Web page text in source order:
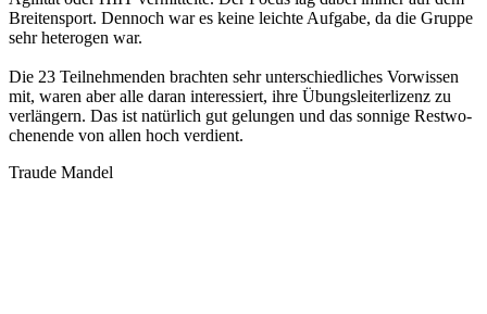
Brei­ten­sport. Dennoch war es keine leichte Aufgabe, da die Gruppe
sehr hete­ro­gen war.
Die 23 Teil­neh­men­den brach­ten sehr unter­schied­li­ches Vorwis­sen
mit, waren aber alle daran inter­es­siert, ihre Übungs­lei­ter­li­zenz zu
verlän­gern. Das ist natür­lich gut gelun­gen und das sonnige Rest­wo­
chen­ende von allen hoch verdient.
Traude Mandel